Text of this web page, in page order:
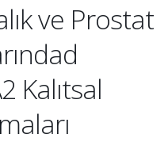
ve Prostat
Kalıtsal